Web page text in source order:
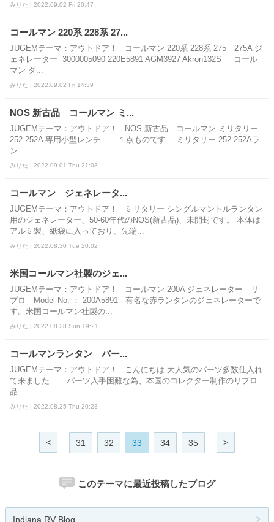
みりた | 2022.09.02 Fri 20:47
コールマン 220系 228系 27...
JUGEMテーマ：アウトドア！ コールマン 220系 228系 275 275A ジ
ェネレーター 3000005090 220E5891 AGM3927 Akron132S コール
マン ダ...
みりた | 2022.09.02 Fri 14:39
NOS 新古品 コールマン ミ...
JUGEMテーマ：アウトドア！ NOS 新古品 コールマン ミリタリー
252 252A 専用小型レンチ １点ものです ミリタリー 252 252Aラ
ン...
みりた | 2022.09.01 Thu 21:03
コールマン ジェネレータ...
JUGEMテーマ：アウトドア！ ミリタリー シングルマントルランタン
用のジェネレーター、50-60年代のNOS(新古品)、未開封です。 本体は
アルミ製、紙袋に入っており、先端...
みりた | 2022.08.30 Tue 20:02
米国コールマン社製のジェ...
JUGEMテーマ：アウトドア！ コールマン 200A ジェネレーター リ
プロ Model No. ： 200A5891 有名な赤ランタンのジェネレーターで
す。米国コールマン社製の...
みりた | 2022.08.28 Sun 19:21
コールマンランタン パー...
JUGEMテーマ：アウトドア！ こんにちは 大人気のパーツ多数仕入れ
て来ました パーツ入手困難な為、本国のコレクター制作のリプロ
品...
みりた | 2022.08.25 Thu 20:23
< 31 32 33 34 35 >
このテーマに最近投稿したブログ
Indiana RV Blog.